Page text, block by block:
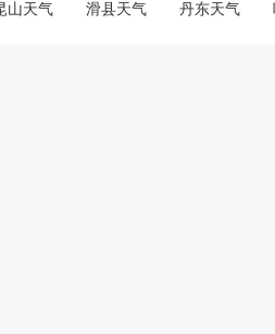
山天气 滑县天气 丹东天气